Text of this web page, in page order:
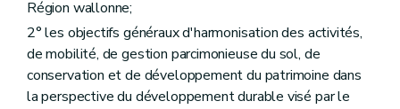
Section 2
Art. 332
Art. 333
Art. 334
Art. 335
Art. 336
Région wallonne;
2° les objectifs généraux d'harmonisation des activités,
de mobilité, de gestion parcimonieuse du sol, de
conservation et de développement du patrimoine dans
la perspective du développement durable visé par le